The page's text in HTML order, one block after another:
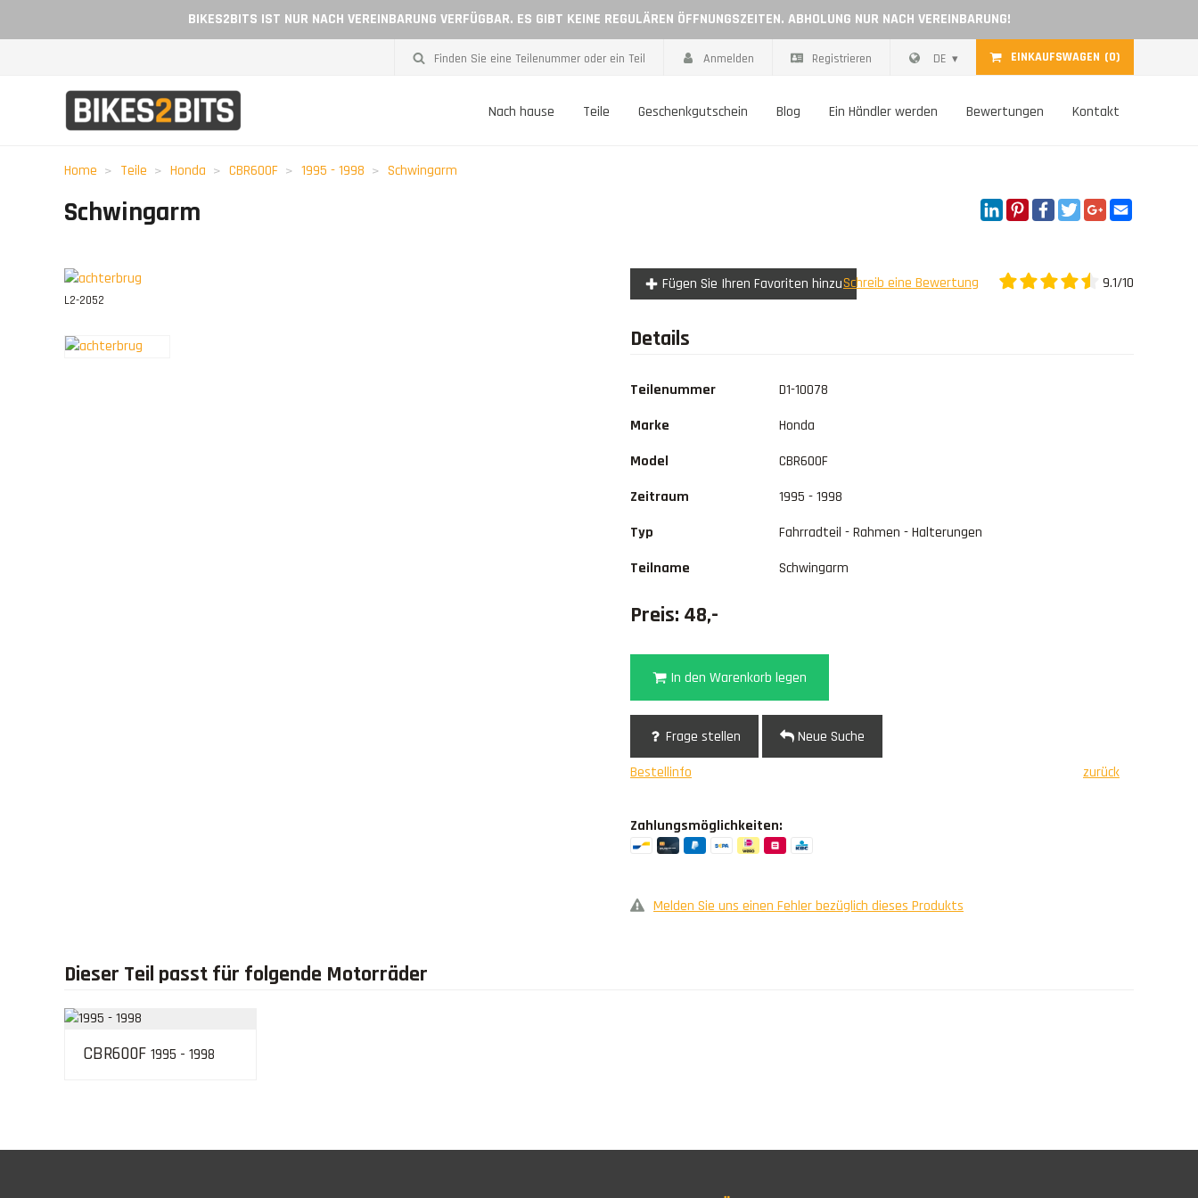
BIKES2BITS IST NUR NACH VEREINBARUNG VERFÜGBAR. ES GIBT KEINE REGULÄREN ÖFFNUNGSZEITEN. ABHOLUNG NUR NACH VEREINBARUNG!
EINKAUFSWAGEN (0)
DE
Registrieren
Anmelden
Finden Sie eine Teilenummer oder ein Teil
Nach hause Teile Geschenkgutschein Blog Ein Händler werden Bewertungen Kontakt
Home Teile Honda CBR600F 1995 - 1998 Schwingarm
Schwingarm LinkedIn
Pinterest
Facebook
Twitter
Google+
L2-2052
Fügen Sie Ihren Favoriten hinzuSchreib eine Bewertung 9.1/10
Details
Teilenummer
D1-10078
Marke
Honda
Model
CBR600F
Zeitraum
1995 - 1998
Typ
Fahrradteil - Rahmen - Halterungen
Teilname
Schwingarm
Preis: 48,-
In den Warenkorb legen
Frage stellen
Neue Suche
Bestellinfo
zurück
Zahlungsmöglichkeiten:
Melden Sie uns einen Fehler bezüglich dieses Produkts
Dieser Teil passt für folgende Motorräder
CBR600F 1995 - 1998